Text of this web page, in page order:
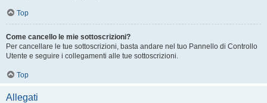
Top
Come cancello le mie sottoscrizioni?
Per cancellare le tue sottoscrizioni, basta andare nel tuo Pannello di Controllo
Utente e seguire i collegamenti alle tue sottoscrizioni.
Top
Allegati